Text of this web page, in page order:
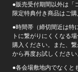
●販売受付期間以外は「
限定特典付き商品はご購
●時間帯（締切間近は特
トに繋がりにくくなる
購入ください。また、
から再度お試しください
●各会場敷地内でなくと